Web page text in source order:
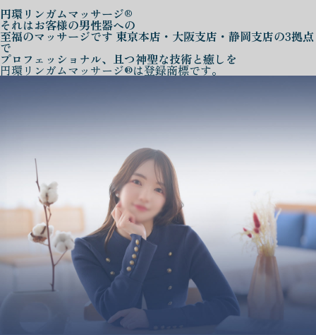
円環リンガムマッサージ®
それはお客様の男性器への
至福のマッサージです 東京本店・大阪支店・静岡支店の3拠点
で
プロフェッショナル、且つ神聖な技術と癒しを
円環リンガムマッサージ®は登録商標です。